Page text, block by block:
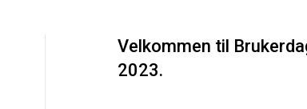
Velkommen til
2023.